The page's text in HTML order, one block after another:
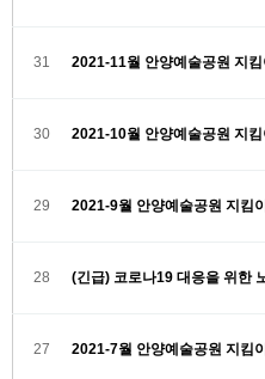
31 2021-11월 안양예술공원 지
30 2021-10월 안양예술공원 지
29 2021-9월 안양예술공원 지킴
28 (긴급) 코로나19 대응을 위한
27 2021-7월 안양예술공원 지킴